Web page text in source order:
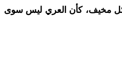
مخيف، كأن العري ليس سوى